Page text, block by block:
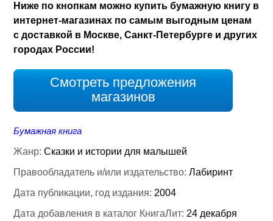
Ниже по кнопкам можно купить бумажную книгу в
интернет-магазинах по самым выгодным ценам
с доставкой в Москве, Санкт-Петербурге и других
городах России!
Смотреть предложения
магазинов
Бумажная книга
Жанр:Сказки и истории для малышей
Правообладатель и/или издательство:Лабиринт
Дата публикации, год издания: 2004
Дата добавления в каталог КнигаЛит: 24 декабря